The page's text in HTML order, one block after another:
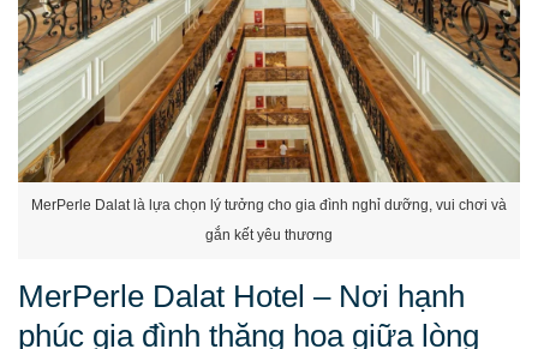
MerPerle Dalat là lựa chọn lý tưởng cho gia đình nghỉ dưỡng, vui chơi và
gắn kết yêu thương
MerPerle Dalat Hotel – Nơi hạnh
phúc gia đình thăng hoa giữa lòng